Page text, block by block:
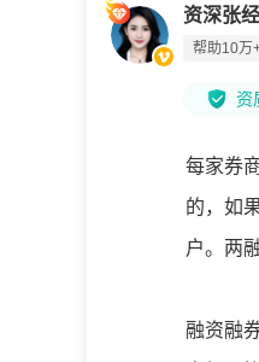
资深张
帮助10万
资
每家券
的，如
户。两
融资融